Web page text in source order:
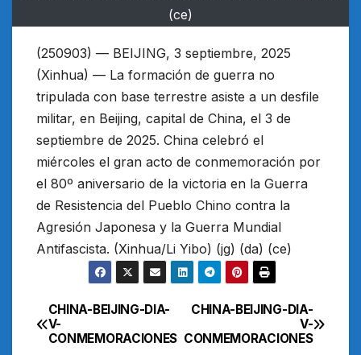
(ce)
(250903) — BEIJING, 3 septiembre, 2025
(Xinhua) — La formación de guerra no
tripulada con base terrestre asiste a un desfile
militar, en Beijing, capital de China, el 3 de
septiembre de 2025. China celebró el
miércoles el gran acto de conmemoración por
el 80º aniversario de la victoria en la Guerra
de Resistencia del Pueblo Chino contra la
Agresión Japonesa y la Guerra Mundial
Antifascista. (Xinhua/Li Yibo) (jg) (da) (ce)
Navegación
CHINA-BEIJING-DIA-
V-
CONMEMORACIONES
CHINA-BEIJING-DIA-
V-
CONMEMORACIONES